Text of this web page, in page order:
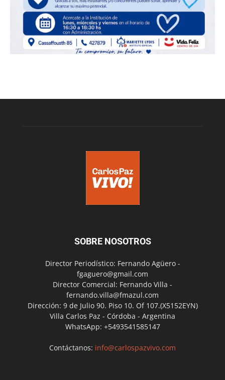
SOBRE NOSOTROS
Director Periodístico: Fernando Agüero -
fgaguero@gmail.com
Director Comercial: Fernando Villa -
fernando.villa@fmazul.com
Dirección: 9 de Julio 90. Piso 10. Of 107.(X5152EYN)
Villa Carlos Paz - Córdoba - Argentina
WhatsApp: +5493541585147
Contáctanos: info@carlospazvivo.com